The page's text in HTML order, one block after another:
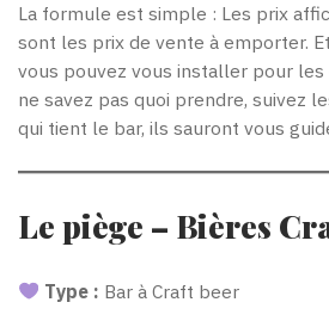
La formule est simple : Les prix
sont les prix de vente à emporter.
vous pouvez vous installer pour les
ne savez pas quoi prendre, suivez
qui tient le bar, ils sauront vous
Le piège – Bières
Type : Bar à Craft beer